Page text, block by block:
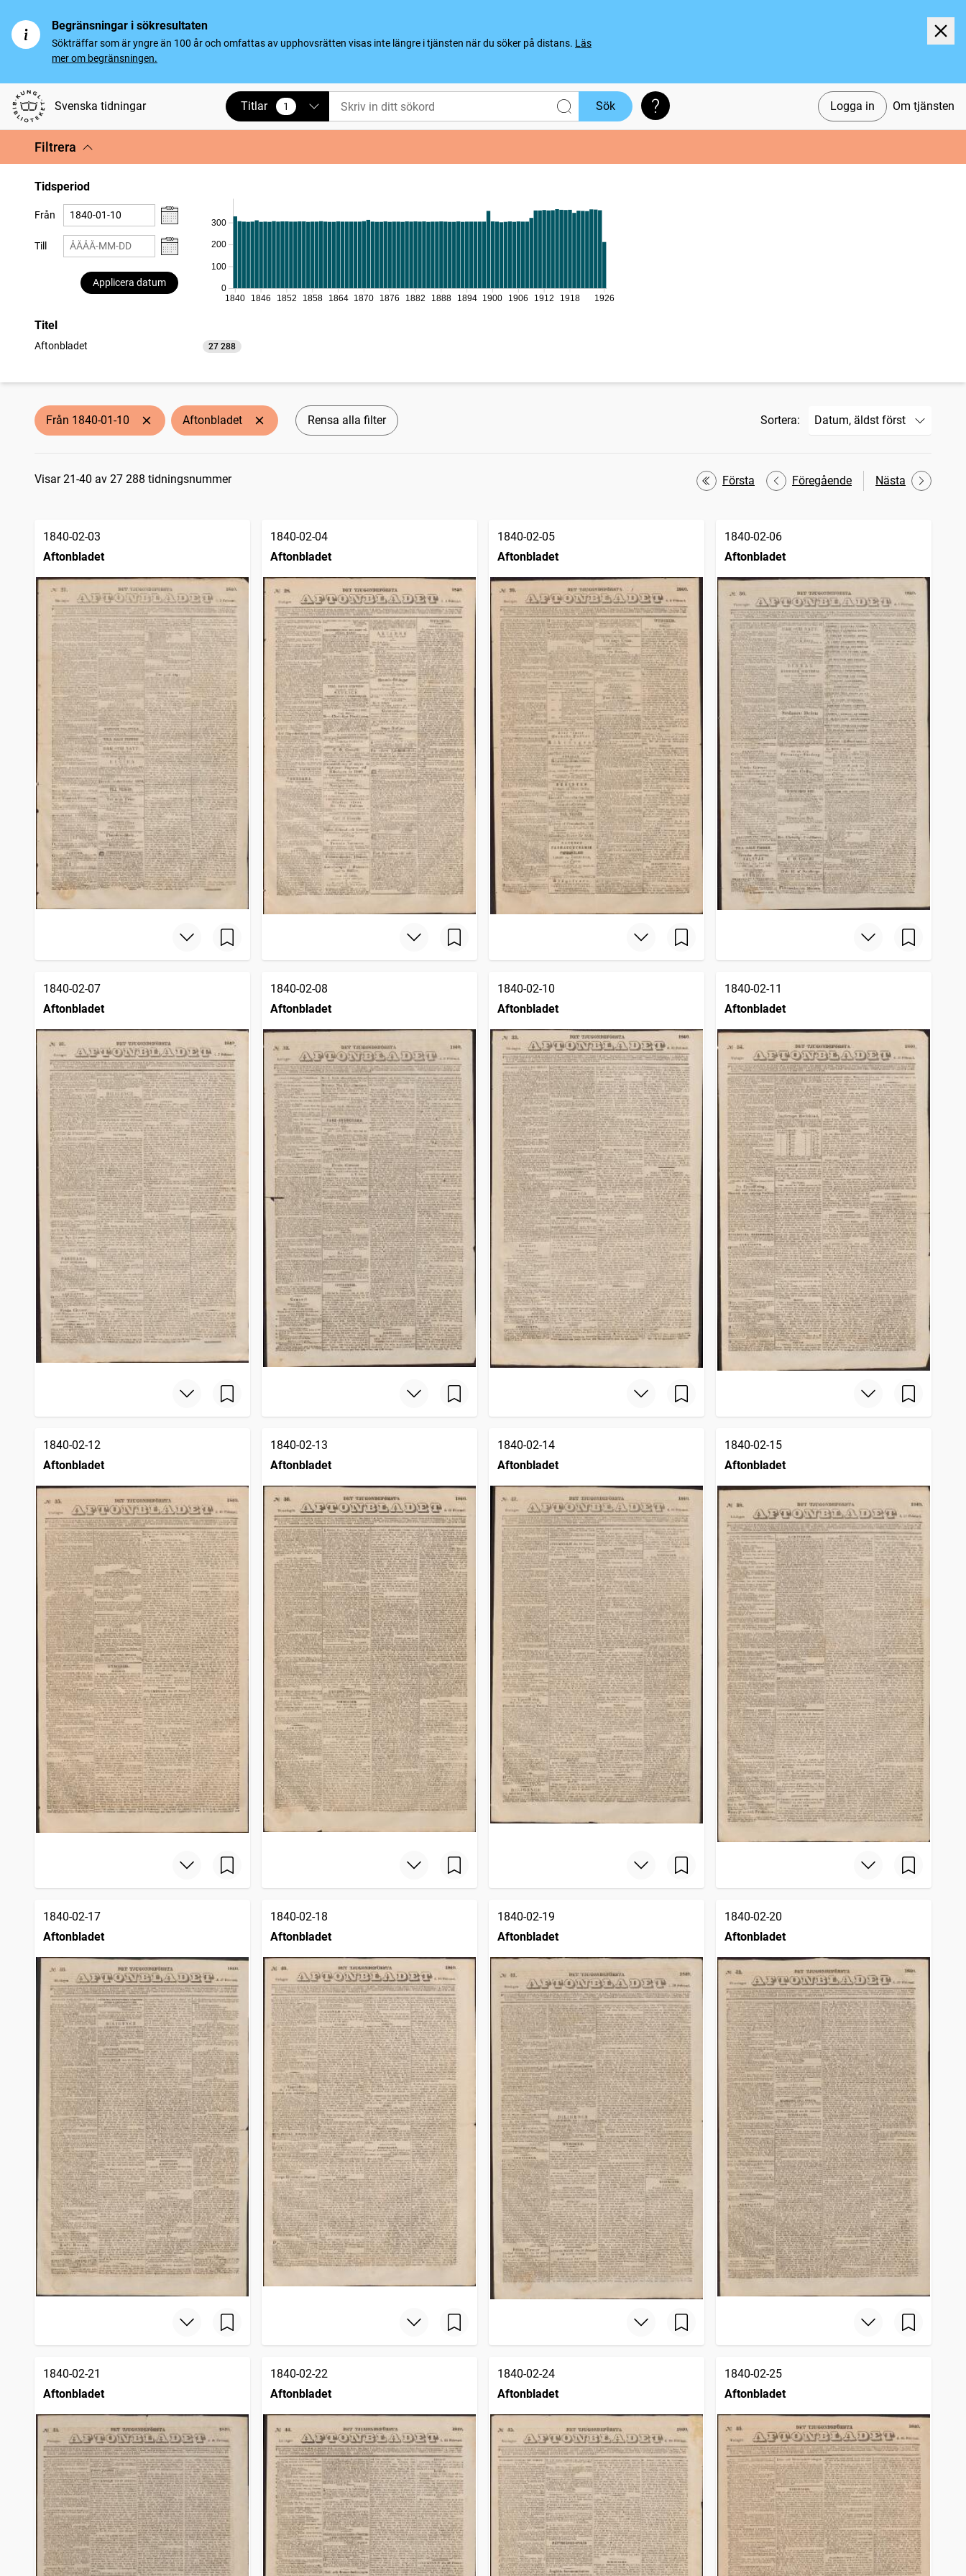
Begränsningar i sökresultaten
Sökträffar som är yngre än 100 år och omfattas av upphovsrätten visas inte längre i tjänsten när du söker på distans. Läs
mer om begränsningen.
Svenska tidningar Logga in Om tjänsten
Titlar 1
vald Sök Söktips
Filtrera
Tidsperiod
Från
Till
Applicera datum
0
100
200
300
1840 1846 1852 1858 1864 1870 1876 1882 1888 1894 1900 1906 1912 1918 1926
Titel
Aftonbladet 27 288
träffar
Från 1840-01-10 Aftonbladet Rensa alla filter Sortera:
Sökresultat
Visar 21-40 av 27 288 tidningsnummer Första Föregående Nästa
1840-02-03
Aftonbladet
1840-02-04
Aftonbladet
1840-02-05
Aftonbladet
1840-02-06
Aftonbladet
1840-02-07
Aftonbladet
1840-02-08
Aftonbladet
1840-02-10
Aftonbladet
1840-02-11
Aftonbladet
1840-02-12
Aftonbladet
1840-02-13
Aftonbladet
1840-02-14
Aftonbladet
1840-02-15
Aftonbladet
1840-02-17
Aftonbladet
1840-02-18
Aftonbladet
1840-02-19
Aftonbladet
1840-02-20
Aftonbladet
1840-02-21
Aftonbladet
1840-02-22
Aftonbladet
1840-02-24
Aftonbladet
1840-02-25
Aftonbladet